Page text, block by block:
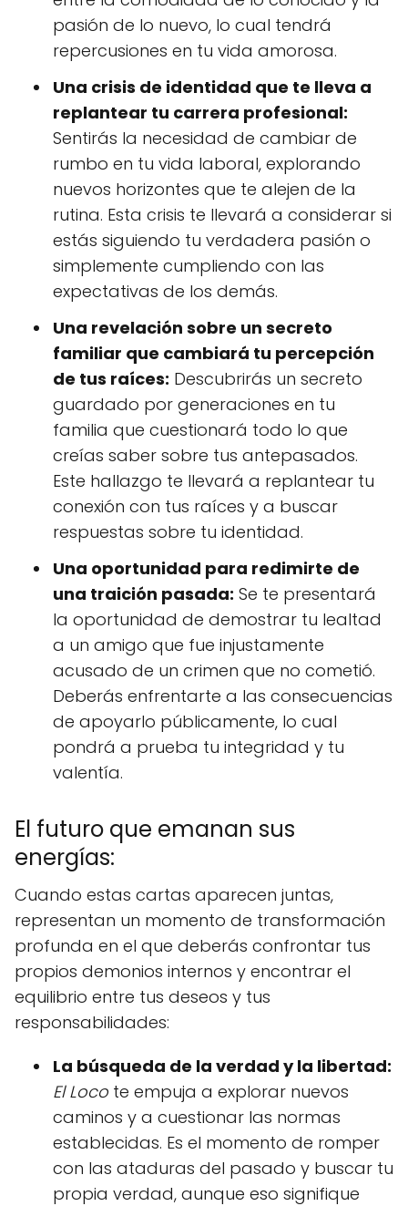
pasión de lo nuevo, lo cual tendrá
repercusiones en tu vida amorosa.
Una crisis de identidad que te lleva a
replantear tu carrera profesional:
Sentirás la necesidad de cambiar de
rumbo en tu vida laboral, explorando
nuevos horizontes que te alejen de la
rutina. Esta crisis te llevará a considerar si
estás siguiendo tu verdadera pasión o
simplemente cumpliendo con las
expectativas de los demás.
Una revelación sobre un secreto
familiar que cambiará tu percepción
de tus raíces: Descubrirás un secreto
guardado por generaciones en tu
familia que cuestionará todo lo que
creías saber sobre tus antepasados.
Este hallazgo te llevará a replantear tu
conexión con tus raíces y a buscar
respuestas sobre tu identidad.
Una oportunidad para redimirte de
una traición pasada: Se te presentará
la oportunidad de demostrar tu lealtad
a un amigo que fue injustamente
acusado de un crimen que no cometió.
Deberás enfrentarte a las consecuencias
de apoyarlo públicamente, lo cual
pondrá a prueba tu integridad y tu
valentía.
El futuro que emanan sus
energías:
Cuando estas cartas aparecen juntas,
representan un momento de transformación
profunda en el que deberás confrontar tus
propios demonios internos y encontrar el
equilibrio entre tus deseos y tus
responsabilidades:
La búsqueda de la verdad y la libertad:
El Loco te empuja a explorar nuevos
caminos y a cuestionar las normas
establecidas. Es el momento de romper
con las ataduras del pasado y buscar tu
propia verdad, aunque eso signifique